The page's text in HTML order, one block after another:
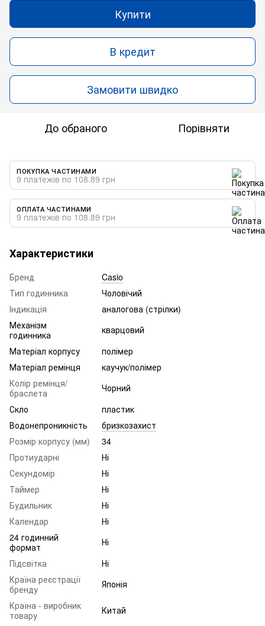
Купити
В кредит
Замовити швидко
До обраного Порівняти
ПОКУПКА ЧАСТИНАМИ
9 платежів по 108.89 грн
ОПЛАТА ЧАСТИНАМИ
9 платежів по 108.89 грн
Характеристики
Бренд
Casio
Тип годинника
Чоловічий
Індикація
аналогова (стрілки)
Механізм
годинника
кварцовий
Матеріал корпусу
полімер
Матеріал ремінця
каучук/полімер
Колір ремінця/
браслета
Чорний
Скло
пластик
Водонепроникність
бризкозахист
Розмір корпусу (мм)
34
Протиударні
Ні
Секундомір
Ні
Таймер
Ні
Будильник
Ні
Календар
Ні
24 годинний
формат
Ні
Підсвітка
Ні
Країна реєстрації
бренду
Японія
Країна - виробник
товару
Китай